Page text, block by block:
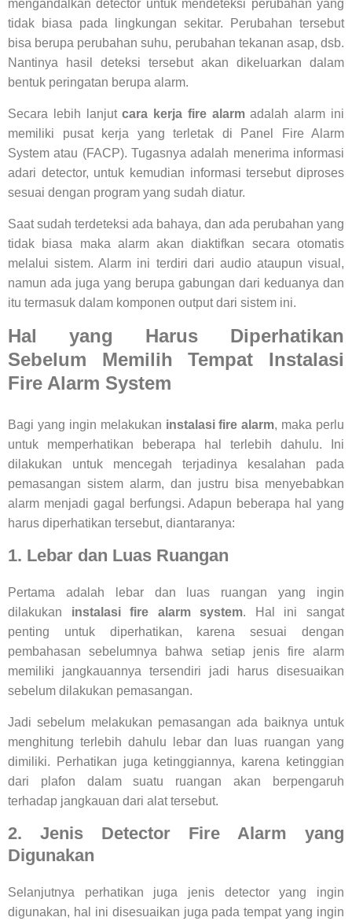
mengandalkan detector untuk mendeteksi perubahan yang
tidak biasa pada lingkungan sekitar. Perubahan tersebut
bisa berupa perubahan suhu, perubahan tekanan asap, dsb.
Nantinya hasil deteksi tersebut akan dikeluarkan dalam
bentuk peringatan berupa alarm.
Secara lebih lanjutcara kerja fire alarmadalah alarm ini
memiliki pusat kerja yang terletak di Panel Fire Alarm
System atau (FACP). Tugasnya adalah menerima informasi
adari detector, untuk kemudian informasi tersebut diproses
sesuai dengan program yang sudah diatur.
Saat sudah terdeteksi ada bahaya, dan ada perubahan yang
tidak biasa maka alarm akan diaktifkan secara otomatis
melalui sistem. Alarm ini terdiri dari audio ataupun visual,
namun ada juga yang berupa gabungan dari keduanya dan
itu termasuk dalam komponen output dari sistem ini.
Hal yang Harus Diperhatikan
Sebelum Memilih Tempat Instalasi
Fire Alarm System
Bagi yang ingin melakukan instalasi fire alarm, maka perlu
untuk memperhatikan beberapa hal terlebih dahulu. Ini
dilakukan untuk mencegah terjadinya kesalahan pada
pemasangan sistem alarm, dan justru bisa menyebabkan
alarm menjadi gagal berfungsi. Adapun beberapa hal yang
harus diperhatikan tersebut, diantaranya:
1. Lebar dan Luas Ruangan
Pertama adalah lebar dan luas ruangan yang ingin
dilakukan instalasi fire alarm system. Hal ini sangat
penting untuk diperhatikan, karena sesuai dengan
pembahasan sebelumnya bahwa setiap jenis fire alarm
memiliki jangkauannya tersendiri jadi harus disesuaikan
sebelum dilakukan pemasangan.
Jadi sebelum melakukan pemasangan ada baiknya untuk
menghitung terlebih dahulu lebar dan luas ruangan yang
dimiliki. Perhatikan juga ketinggiannya, karena ketinggian
dari plafon dalam suatu ruangan akan berpengaruh
terhadap jangkauan dari alat tersebut.
2. Jenis Detector Fire Alarm yang
Digunakan
Selanjutnya perhatikan juga jenis detector yang ingin
digunakan, hal ini disesuaikan juga pada tempat yang ingin